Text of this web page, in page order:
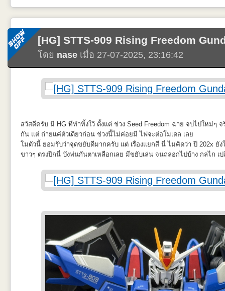
โมประกอบเหมือนจะง่าย แต่อาจจะต้องบีบอัดขัดแต่งกันเยอะ ถ้ามีการ
เยอะ ต้องย้ำลายบนลำตัวเพื่อให้Washง่าย Decal บางเฉียบ ต้องระมัดระ
แนบและเกยกัน บังพ่นน่าจะดีกว่า ดีอย่างเดียวคือราคา ถ้าให้แนะนำ ผมว่
น่าสน
[HG] STTS-909 Rising Freedom
โดย nase เมื่อ 27-07-2025, 23:16:42
สวัสดีครับ มี HG ที่ทำทิ้งใว้ ตั้งแต่ ช่วง Seed Freedom ฉาย จบไปใหม่ๆ
กัน แต่ ถ่ายแค่ตัวเดียวก่อน ช่วงนี้ไม่ค่อยมี ไฟจะต่อโมเดล เลย
โมตัวนี้ ยอมรับว่าจุดขยับดีมากครับ แต่ เรื่องแยกสี นี่ ไม่คิดว่า ปี 202x ยัง
ขาวๆ ตรงปีกนี่ บังพ่นกันตาเหลือกเลย มีขยับเล่น จนถลอกไปบ้าง กลไก เ